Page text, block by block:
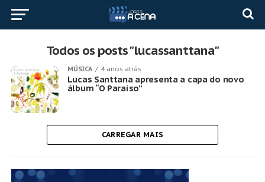
Todos os posts "lucassanttana"
MÚSICA 4 anos atrás
Lucas Santtana apresenta a capa do novo
álbum “O Paraíso”
CARREGAR MAIS